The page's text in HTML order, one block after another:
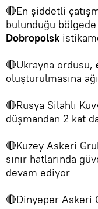
🔴En şiddetli
bulunduğu
Dobropolsk
🔴Ukrayna ordusu,
oluşturulmasına
🔴Rusya Silahlı
düşmandan 2 kat
🔴Kuzey Askeri
sınır hatlarında
devam ediyor
🔴Dinyeper Askeri